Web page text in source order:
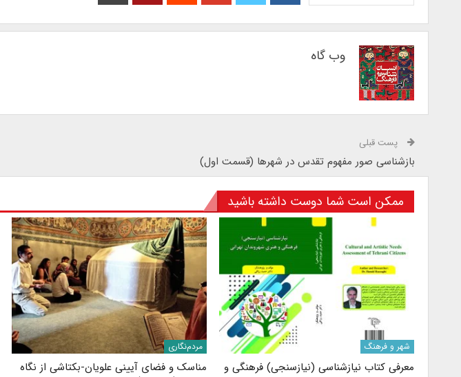
وب گاه
پست قبلی
بازشناسی صور مفهوم تقدس در شهرها (قسمت اول)
ممکن است شما دوست داشته باشید
شهر و فرهنگ
معرفی کتاب نیازشناسی (نیازسنجی) فرهنگی و
مردم‌نگاری
مناسک و فضای آیینی علویان-بکتاشی از نگاه